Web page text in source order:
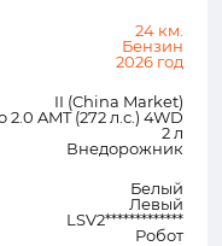
24 км.
Бензин
2026 год
II (China Market)
2.0 AMT (272 л.с.) 4WD
2 л
Внедорожник
Белый
Левый
LSV2*************
Робот